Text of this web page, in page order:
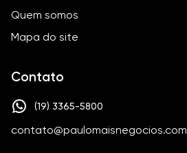
Quem somos
Mapa do site
Contato
(19) 3365-5800
contato@paulomaisnegocios.com